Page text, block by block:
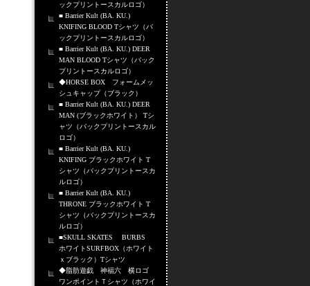
ックプリントースカルロゴ）
■ Barrier Kult (BA. KU.)
KNIFING BLOOD Tシャツ（バ
ックプリントースカルロゴ）
■ Barrier Kult (BA. KU.) DEER
MAN BLOOD Tシャツ（バック
プリントースカルロゴ）
◆HORSE BOX フォームメッ
シュキャップ（ブラック）
■ Barrier Kult (BA. KU.) DEER
MAN (ブラックホワイト） Tシ
ャツ（バックプリントースカル
ロゴ）
■ Barrier Kult (BA. KU.)
KNIFING ブラックホワイト T
シャツ（バックプリントースカ
ルロゴ）
■ Barrier Kult (BA. KU.)
THRONE ブラックホワイト T
シャツ（バックプリントースカ
ルロゴ）
■SKULL SKATES BURBS
ホワイトSURFBOX（ホワイト
ｘブラック）Tシャツ
◆脂肪遊戯 神福六 横ロゴ
ワンポイントＴシャツ（ホワイ